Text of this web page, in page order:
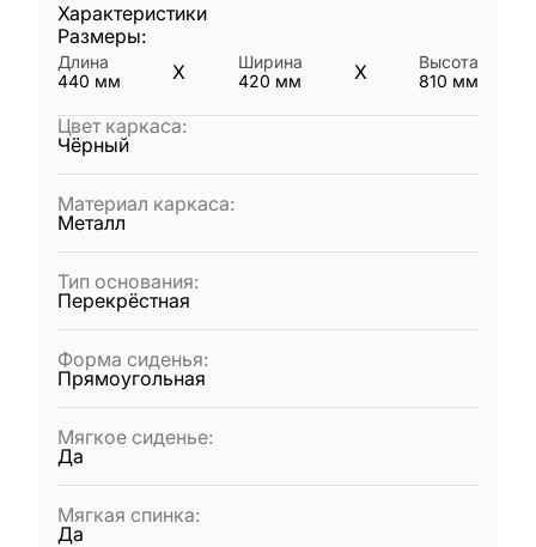
Характеристики
Размеры:
Длина
440 мм X
Ширина
420 мм X
Высота
810 мм
Цвет каркаса:
Чёрный
Материал каркаса:
Металл
Тип основания:
Перекрёстная
Форма сиденья:
Прямоугольная
Мягкое сиденье:
Да
Мягкая спинка:
Да